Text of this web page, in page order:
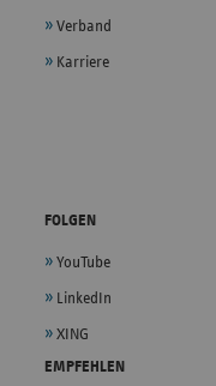
Verband
Karriere
FOLGEN
YouTube
LinkedIn
XING
EMPFEHLEN